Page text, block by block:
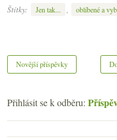
Štítky:
Jen tak... , oblíbené a
Novější příspěvky
Přihlásit se k odběru: